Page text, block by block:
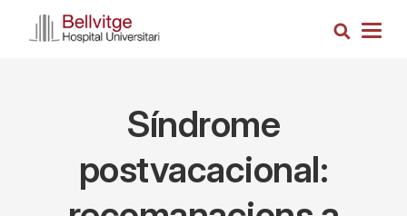
Search
Síndrome
postvacacional: